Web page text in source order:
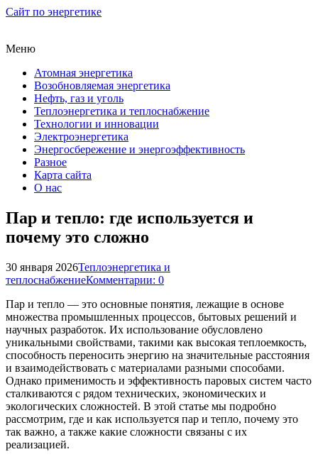
Сайт по энергетике
Меню
Атомная энергетика
Возобновляемая энергетика
Нефть, газ и уголь
Теплоэнергетика и теплоснабжение
Технологии и инновации
Электроэнергетика
Энергосбережение и энергоэффективность
Разное
Карта сайта
О нас
Пар и тепло: где используется и
почему это сложно
30 января 2026Теплоэнергетика и
теплоснабжениеКомментарии: 0
Пар и тепло — это основные понятия, лежащие в основе
множества промышленных процессов, бытовых решений и
научных разработок. Их использование обусловлено
уникальными свойствами, такими как высокая теплоемкость,
способность переносить энергию на значительные расстояния
и взаимодействовать с материалами разными способами.
Однако применимость и эффективность паровых систем часто
сталкиваются с рядом технических, экономических и
экологических сложностей. В этой статье мы подробно
рассмотрим, где и как используется пар и тепло, почему это
так важно, а также какие сложности связаны с их
реализацией.